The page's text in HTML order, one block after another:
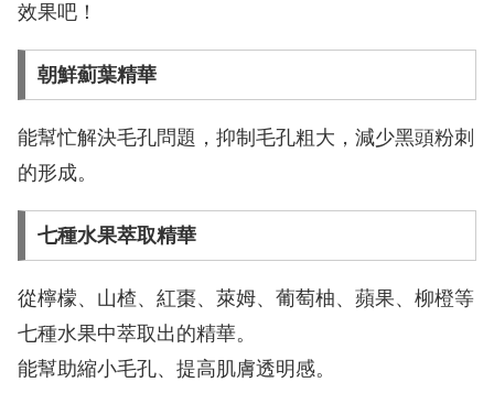
效果吧！
朝鮮薊葉精華
能幫忙解決毛孔問題，抑制毛孔粗大，減少黑頭粉刺
的形成。
七種水果萃取精華
從檸檬、山楂、紅棗、萊姆、葡萄柚、蘋果、柳橙等
七種水果中萃取出的精華。
能幫助縮小毛孔、提高肌膚透明感。